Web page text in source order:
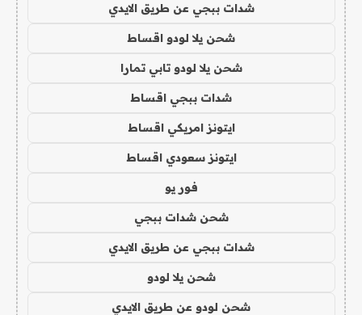
شدات ببجي عن طريق الايدي
شحن يلا لودو اقساط
شحن يلا لودو تابي تمارا
شدات ببجي اقساط
ايتونز امريكي اقساط
ايتونز سعودي اقساط
فور يو
شحن شدات ببجي
شدات ببجي عن طريق الايدي
شحن يلا لودو
شحن لودو عن طريق الايدي